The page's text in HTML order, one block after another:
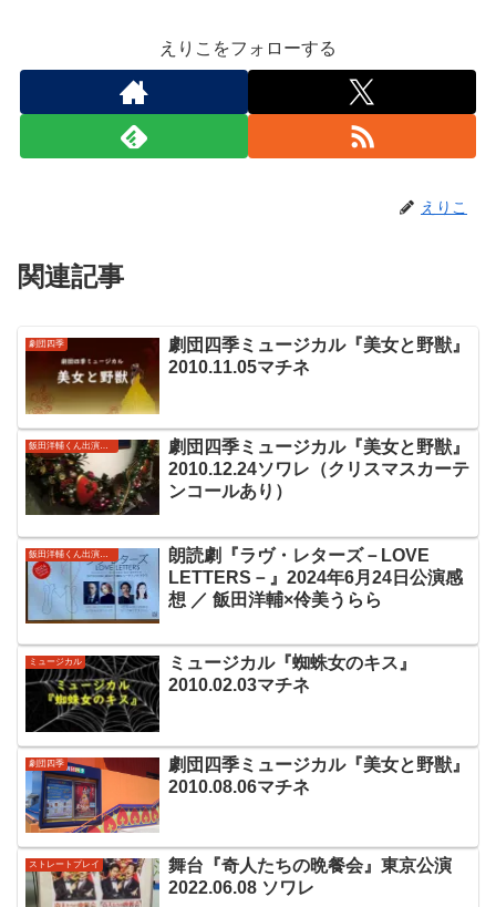
えりこをフォローする
えりこ
関連記事
劇団四季
劇団四季ミュージカル『美女と野獣』
2010.11.05マチネ
飯田洋輔くん出演作品
劇団四季ミュージカル『美女と野獣』
2010.12.24ソワレ（クリスマスカーテ
ンコールあり）
朗読劇『ラヴ・レターズ－LOVE
LETTERS－』2024年6月24日公演感
想 ／ 飯田洋輔×伶美うらら
ミュージカル
ミュージカル『蜘蛛女のキス』
2010.02.03マチネ
劇団四季
劇団四季ミュージカル『美女と野獣』
2010.08.06マチネ
ストレートプレイ
舞台『奇人たちの晩餐会』東京公演
2022.06.08 ソワレ